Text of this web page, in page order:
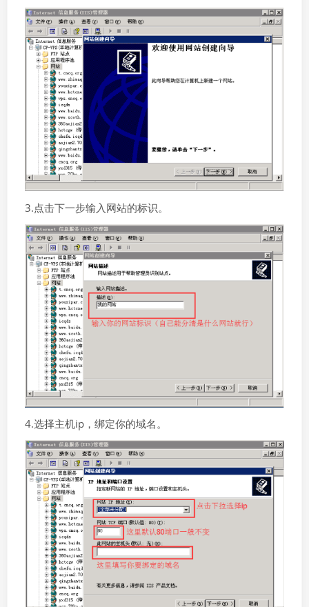
3.点击下一步输入网站的标识。
4.选择主机ip，绑定你的域名。